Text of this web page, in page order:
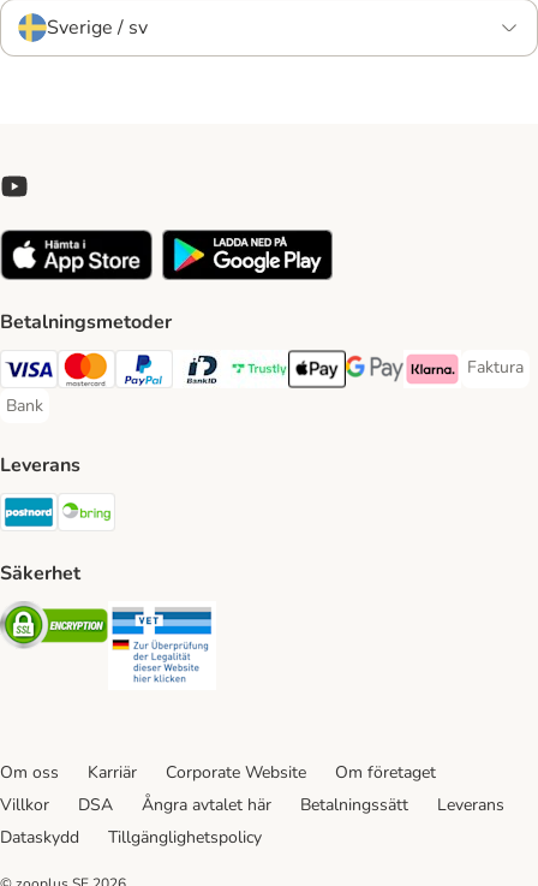
Sverige / sv
Betalningsmetoder
Visa Payment Method
Mastercard Payment Method
PayPal Payment Method
BankID Payment Method
Trustly Payment Method
Apple Pay Payment Method
Googple Pay Payment
Klarna Payment
Faktura
Faktura
Bank
Bank Payment Method
Leverans
Postnord Shipping Method
Säkerhet
Security
Om oss Karriär Corporate Website
Om företaget
Villkor
DSA Ångra avtalet här Betalningssätt
Leverans
Dataskydd
Tillgänglighetspolicy